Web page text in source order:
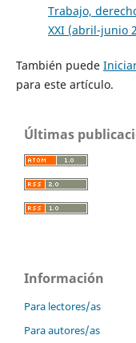
Trabajo,
XXI (abril-junio
También puede
para este artículo.
Últimas
Información
Para lectores/as
Para autores/as